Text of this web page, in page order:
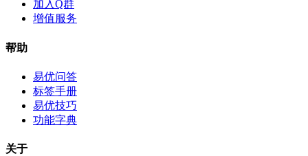
加入Q群
增值服务
帮助
易优问答
标签手册
易优技巧
功能字典
关于